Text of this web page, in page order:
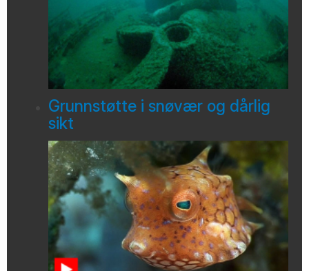
Grunnstøtte i snøvær og dårlig
sikt